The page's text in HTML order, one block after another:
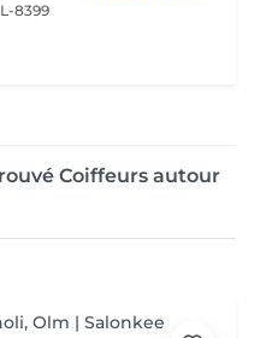
8399
Coiffeurs autour